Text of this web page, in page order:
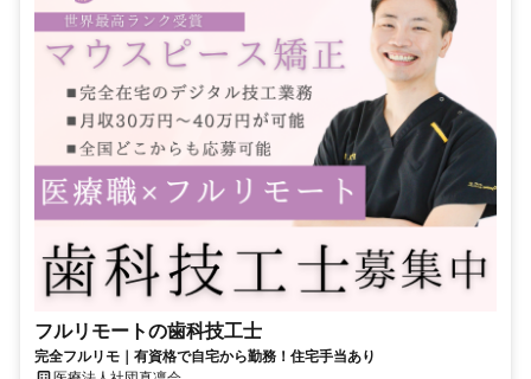
フルリモートの歯科技工士
完全フルリモ｜有資格で自宅から勤務！住宅手当あり